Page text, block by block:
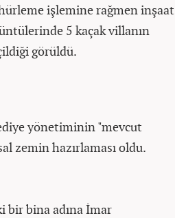
işlemine rağmen inşaat
5 kaçak villanın
görüldü.
yönetiminin "mevcut
zemin hazırlaması oldu.
bir bina adına İmar